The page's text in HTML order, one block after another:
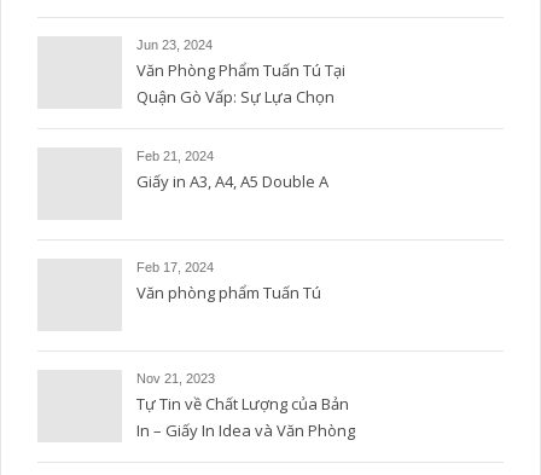
Phẩm Uy Tín và Chất Lượng
Jun 23, 2024
Văn Phòng Phẩm Tuấn Tú Tại
Quận Gò Vấp: Sự Lựa Chọn
Hoàn Hảo
Feb 21, 2024
Giấy in A3, A4, A5 Double A
Feb 17, 2024
Văn phòng phẩm Tuấn Tú
Nov 21, 2023
Tự Tin về Chất Lượng của Bản
In – Giấy In Idea và Văn Phòng
Phẩm Tuấn Tú